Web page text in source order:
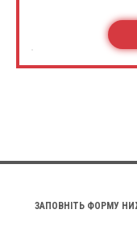
ЗАПОВНІТЬ ФОРМУ